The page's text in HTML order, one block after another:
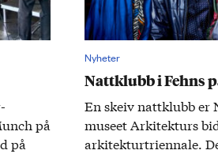
på
på
Nyheter
Nattklubb i Fehns
En skeiv natt­klubb er
museet Arkitekturs
arkitektur­triennale.